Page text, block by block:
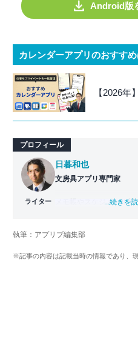
Android版
カレンダーアプリのおすす
【2026年
プロフィール
ライター
日暮和也
文房具アプリ専門家
メモ帳やスケジュール
務めた後、文房具アプリ
『TimeTree』『
...続きを
執筆：アプリブ編集部
※記事の内容は記載当時の情報であり、